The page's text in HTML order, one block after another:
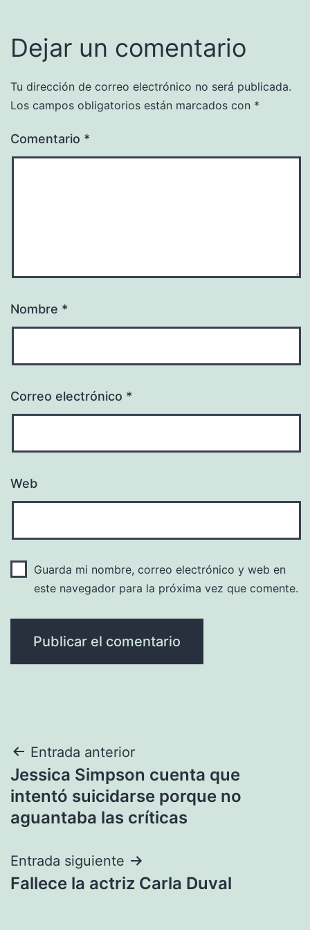
Dejar un comentario
Tu dirección de correo electrónico no será publicada.
Los campos obligatorios están marcados con *
Comentario *
Nombre *
Correo electrónico *
Web
Guarda mi nombre, correo electrónico y web en
este navegador para la próxima vez que comente.
Navegación
de
entradas
Entrada anterior
Jessica Simpson cuenta que
intentó suicidarse porque no
aguantaba las críticas
Entrada siguiente
Fallece la actriz Carla Duval